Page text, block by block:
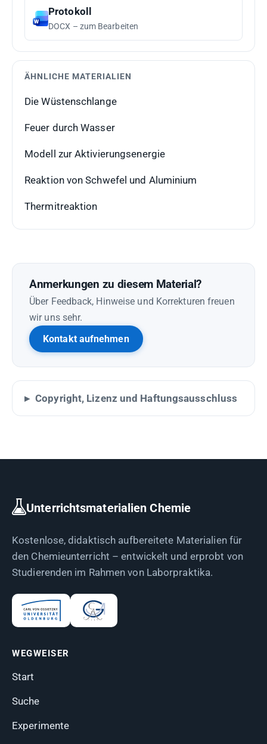
Protokoll
DOCX – zum Bearbeiten
ÄHNLICHE MATERIALIEN
Die Wüstenschlange
Feuer durch Wasser
Modell zur Aktivierungsenergie
Reaktion von Schwefel und Aluminium
Thermitreaktion
Anmerkungen zu diesem Material?
Über Feedback, Hinweise und Korrekturen freuen
wir uns sehr.
Kontakt aufnehmen
Copyright, Lizenz und Haftungsausschluss
Unterrichtsmaterialien Chemie
Kostenlose, didaktisch aufbereitete Materialien für
den Chemieunterricht – entwickelt und erprobt von
Studierenden im Rahmen von Laborpraktika.
WEGWEISER
Start
Suche
Experimente